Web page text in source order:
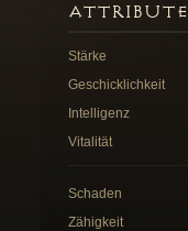
ATTRIBUTE
Stärke
Geschicklichkeit
Intelligenz
Vitalität
Schaden
Zähigkeit